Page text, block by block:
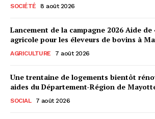
SOCIÉTÉ 8 août 2026
Lancement de la campagne 2026 Aide de
agricole pour les éleveurs de bovins à
AGRICULTURE 7 août 2026
Une trentaine de logements bientôt
aides du Département-Région de
SOCIAL 7 août 2026